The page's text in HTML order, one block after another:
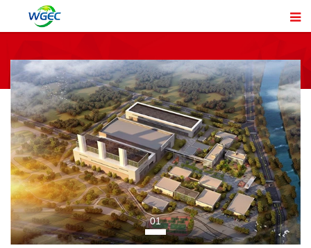
01